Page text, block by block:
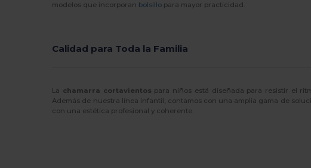
modelos que incorporan bolsillo para mayor practicidad.
Calidad para Toda la Familia
La chamarra cortavientos para niños está diseñada para resistir el
Además de nuestra línea infantil, contamos con una amplia gama de
con una estética profesional y coherente.